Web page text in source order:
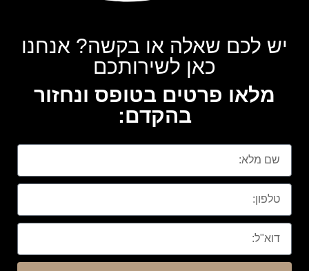
יש לכם שאלה או בקשה? אנחנו
כאן לשירותכם
מלאו פרטים בטופס ונחזור
בהקדם: